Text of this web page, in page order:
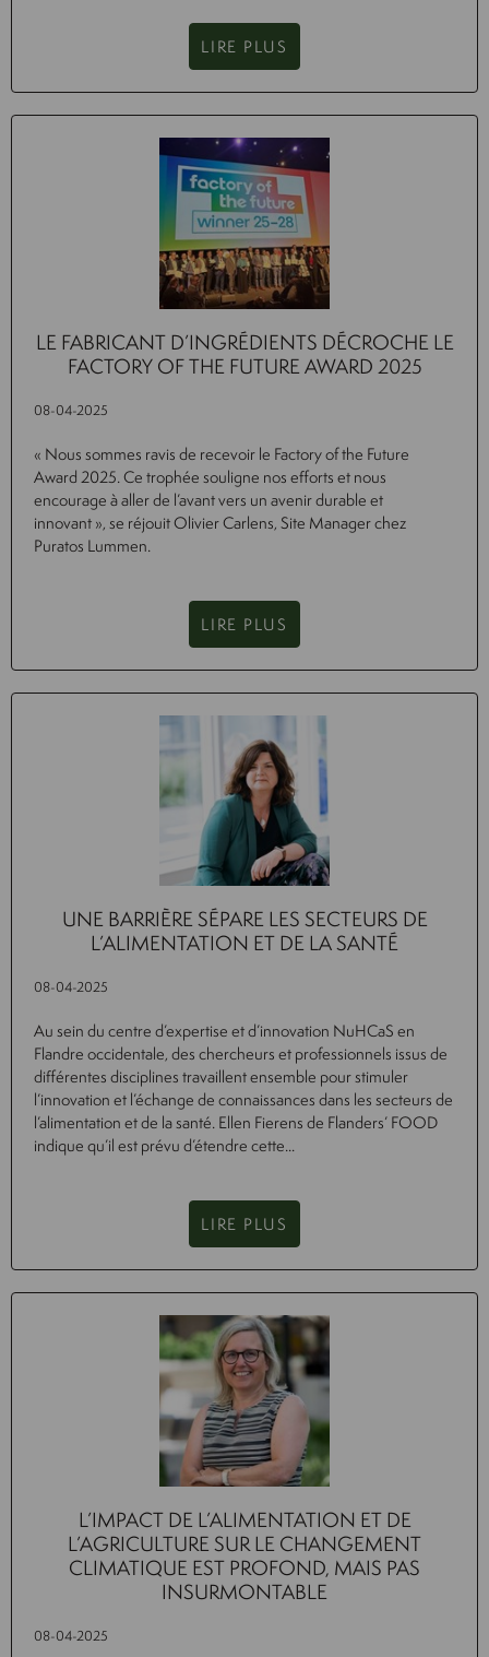
LIRE PLUS
LE FABRICANT D’INGRÉDIENTS DÉCROCHE LE
FACTORY OF THE FUTURE AWARD 2025
08-04-2025
« Nous sommes ravis de recevoir le Factory of the Future
Award 2025. Ce trophée souligne nos efforts et nous
encourage à aller de l’avant vers un avenir durable et
innovant », se réjouit Olivier Carlens, Site Manager chez
Puratos Lummen.
LIRE PLUS
UNE BARRIÈRE SÉPARE LES SECTEURS DE
L’ALIMENTATION ET DE LA SANTÉ
08-04-2025
Au sein du centre d’expertise et d’innovation NuHCaS en
Flandre occidentale, des chercheurs et professionnels issus de
différentes disciplines travaillent ensemble pour stimuler
l’innovation et l’échange de connaissances dans les secteurs de
l’alimentation et de la santé. Ellen Fierens de Flanders’ FOOD
indique qu’il est prévu d’étendre cette...
LIRE PLUS
L’IMPACT DE L’ALIMENTATION ET DE
L’AGRICULTURE SUR LE CHANGEMENT
CLIMATIQUE EST PROFOND, MAIS PAS
INSURMONTABLE
08-04-2025